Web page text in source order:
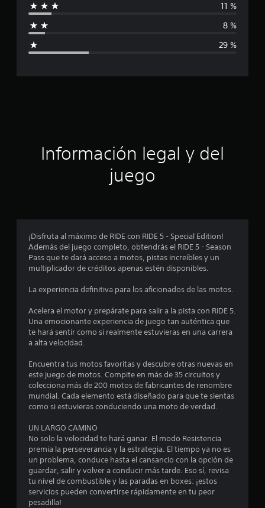
a
ó
o
m
i
:
3
.
2
8
e
11 %
8 %
29 %
Información legal y del
juego
¡Disfruta al máximo de RIDE con RIDE 5 - Special Edition!
Además del juego completo, obtendrás el RIDE 5 - Season
Pass que te dará acceso a motos, pistas increíbles y un
multiplicador de créditos apenas estén disponibles.
La experiencia definitiva para los aficionados de las motos.
Acelera el motor y prepárate para salir a la pista con RIDE 5.
Una emocionante experiencia de juego tan auténtica que
te hará sentir como si realmente estuvieras en una carrera
a alta velocidad.
Encuentra tus motos favoritas y descubre otras nuevas en
este juego de motos. Compite en más de 35 circuitos y
colecciona más de 200 motos de fabricantes de renombre
mundial. Cada elemento está diseñado para que te sientas
como si estuvieras conduciendo una moto de verdad.
UN LARGO CAMINO
No solo la velocidad te hará ganar. El modo Resistencia
premia la perseverancia y la estrategia. El tiempo ya no es
un problema, conduce hasta el cansancio con la opción de
guardar, salir y volver a conducir más tarde. Eso sí, revisa
tu nivel de combustible y las paradas en boxes: ¡estos
servicios pueden convertirse rápidamente en tu peor
pesadilla!